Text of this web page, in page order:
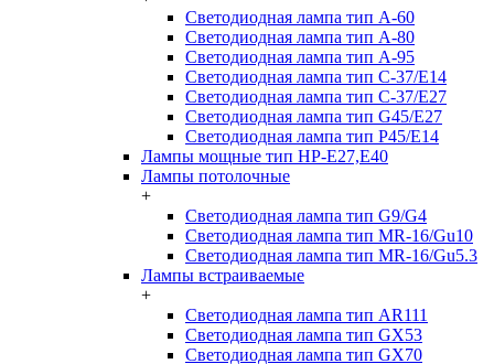
Светодиодная лампа тип A-60
Светодиодная лампа тип A-80
Светодиодная лампа тип A-95
Светодиодная лампа тип C-37/Е14
Светодиодная лампа тип C-37/Е27
Светодиодная лампа тип G45/E27
Светодиодная лампа тип P45/E14
Лампы мощные тип HP-E27,E40
Лампы потолочные
+
Светодиодная лампа тип G9/G4
Светодиодная лампа тип MR-16/Gu10
Светодиодная лампа тип MR-16/Gu5.3
Лампы встраиваемые
+
Светодиодная лампа тип AR111
Светодиодная лампа тип GX53
Светодиодная лампа тип GX70